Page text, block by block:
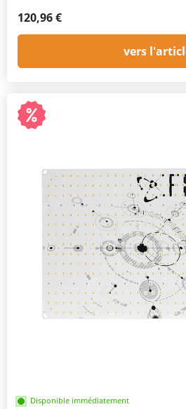
120,96 €
vers
Disponible immédiatement